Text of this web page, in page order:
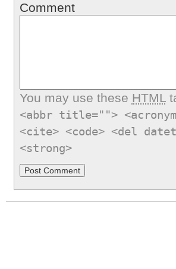
Comment
You may use these HTML
<abbr title="">
<cite> <code> <del
<strong>